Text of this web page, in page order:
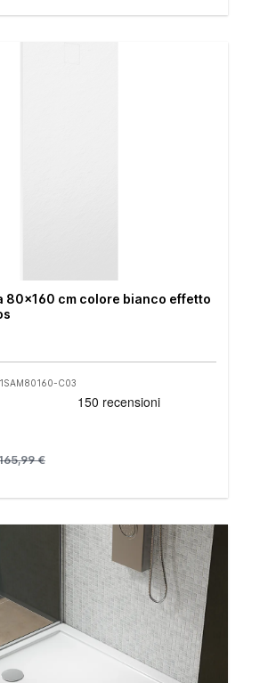
80x160 cm colore bianco effetto
C03
€